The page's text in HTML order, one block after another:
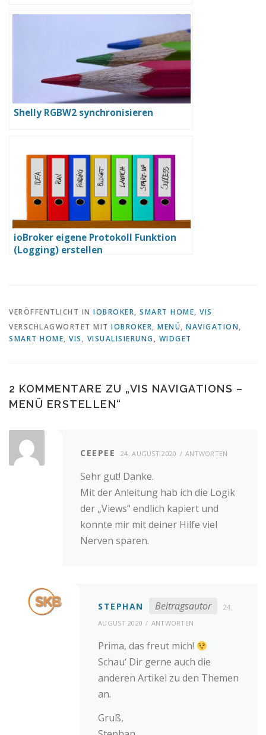
Shelly RGBW2 synchronisieren
ioBroker eigene Protokoll Funktion
(Logging) erstellen
VERÖFFENTLICHT IN IOBROKER, SMART HOME, VIS
VERSCHLAGWORTET MIT IOBROKER, MENÜ, NAVIGATION,
SMART HOME, VIS , VISUALISIERUNG, WIDGET
2 KOMMENTARE ZU „VIS NAVIGATIONS –
MENÜ ERSTELLEN“
CEEPEE 24. AUGUST 2020 ANTWORTEN
Sehr gut! Danke.
Mit der Anleitung hab ich die Logik
der „Views“ endlich kapiert und
konnte mir mit deiner Hilfe viel
Nerven sparen.
STEPHAN Beitragsautor
24.
AUGUST 2020
ANTWORTEN
Prima, das freut mich!
Schau‘ Dir gerne auch die
anderen Artikel zu den Themen
an.
Gruß,